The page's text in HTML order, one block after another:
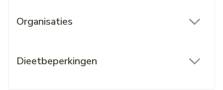
Organisaties
Dieetbeperkingen